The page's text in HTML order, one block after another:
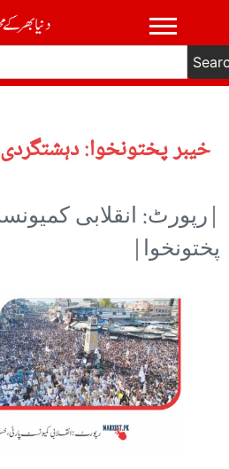
خیبر پختونخوا:
|رپورٹ: انقلابی
پختونخوا|